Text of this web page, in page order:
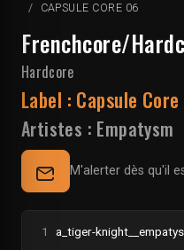
CAPSULE CORE 06
Frenchcore/
Hardcore
Label : Capsule Core
Artistes : Empatysm
M'alerter dès qu'il
1 a_tiger-